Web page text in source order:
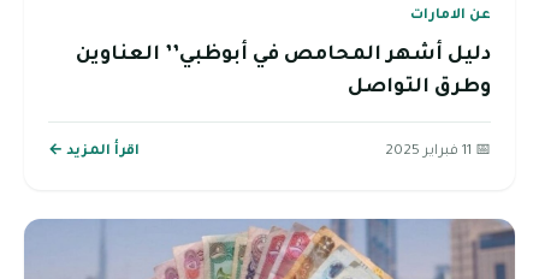
عن الامارات
دليل أشهر المحامص في أبوظبي’’ العناوين
وطرق التواصل
📅 11 فبراير 2025 اقرأ المزيد ←